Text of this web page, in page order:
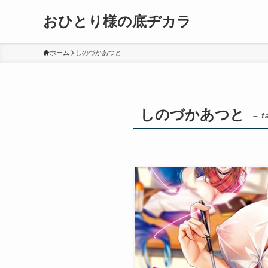
おひとり様の底ヂカラ
ホーム しのづかあつと
しのづかあつと –